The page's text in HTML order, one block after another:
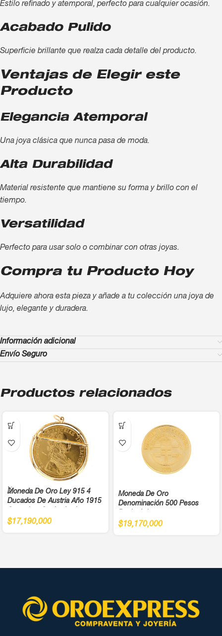
Estilo refinado y atemporal, perfecto para cualquier ocasión.
Acabado Pulido
Superficie brillante que realza cada detalle del producto.
Ventajas de Elegir este
Producto
Elegancia Atemporal
Una joya clásica que nunca pasa de moda.
Alta Durabilidad
Material resistente que mantiene su forma y brillo con el
tiempo.
Versatilidad
Perfecto para usar solo o combinar con otras joyas.
Compra tu Producto Hoy
Adquiere ahora esta pieza y añade a tu colección una joya de
lujo, elegante y duradera.
Información adicional
Envío Seguro
Productos relacionados
Moneda De Oro Ley 915 4
Ducados De Austria Año 1915
4,5Cm
$17,190,000
Moneda De Oro
Denominación 500 Pesos
Panamericanos Año 1971 Cali
$19,170,000